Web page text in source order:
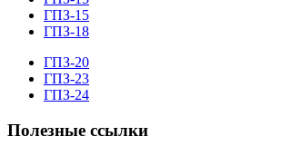
ГПЗ-15
ГПЗ-18
ГПЗ-20
ГПЗ-23
ГПЗ-24
Полезные ссылки